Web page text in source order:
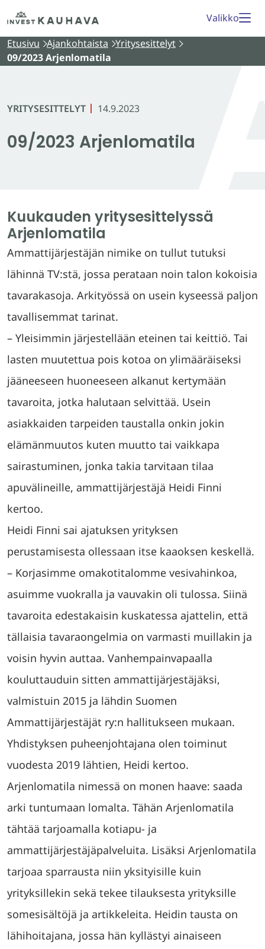
Siirry
Etusivu
Valikko
Etusivu Ajankohtaista Yritysesittelyt
09/2023 Arjenlomatila
YRITYSESITTELYT 14.9.2023
09/2023 Arjenlomatila
Kuukauden yritysesittelyssä
Arjenlomatila
Ammattijärjestäjän nimike on tullut tutuksi
lähinnä TV:stä, jossa perataan noin talon kokoisia
tavarakasoja. Arkityössä on usein kyseessä paljon
tavallisemmat tarinat.
– Yleisimmin järjestellään eteinen tai keittiö. Tai
lasten muutettua pois kotoa on ylimääräiseksi
jääneeseen huoneeseen alkanut kertymään
tavaroita, jotka halutaan selvittää. Usein
asiakkaiden tarpeiden taustalla onkin jokin
elämänmuutos kuten muutto tai vaikkapa
sairastuminen, jonka takia tarvitaan tilaa
apuvälineille, ammattijärjestäjä Heidi Finni
kertoo.
Heidi Finni sai ajatuksen yrityksen
perustamisesta ollessaan itse kaaoksen keskellä.
– Korjasimme omakotitalomme vesivahinkoa,
asuimme vuokralla ja vauvakin oli tulossa. Siinä
tavaroita edestakaisin kuskatessa ajattelin, että
tällaisia tavaraongelmia on varmasti muillakin ja
voisin hyvin auttaa. Vanhempainvapaalla
kouluttauduin sitten ammattijärjestäjäksi,
valmistuin 2015 ja lähdin Suomen
Ammattijärjestäjät ry:n hallitukseen mukaan.
Yhdistyksen puheenjohtajana olen toiminut
vuodesta 2019 lähtien, Heidi kertoo.
Arjenlomatila nimessä on monen haave: saada
arki tuntumaan lomalta. Tähän Arjenlomatila
tähtää tarjoamalla kotiapu- ja
ammattijärjestäjäpalveluita. Lisäksi Arjenlomatila
tarjoaa sparrausta niin yksityisille kuin
yrityksillekin sekä tekee tilauksesta yrityksille
somesisältöjä ja artikkeleita. Heidin tausta on
lähihoitajana, jossa hän kyllästyi ainaiseen